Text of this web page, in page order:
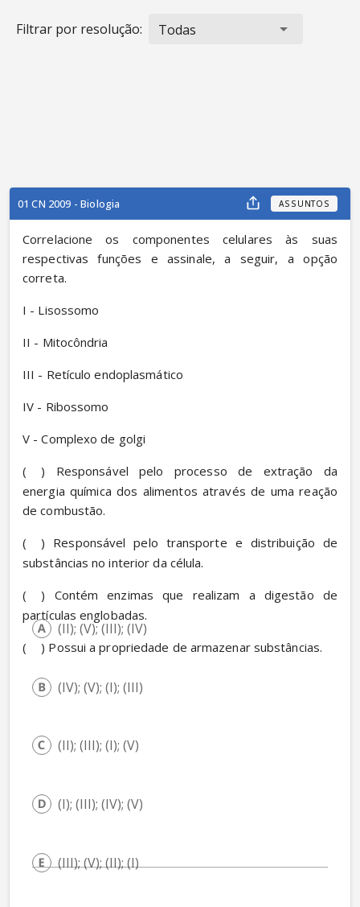
Filtrar por resolução: Todas
01 CN 2009 - Biologia ASSUNTOS
Correlacione os componentes celulares às suas
respectivas funções e assinale, a seguir, a opção
correta.
I - Lisossomo
II - Mitocôndria
III - Retículo endoplasmático
IV - Ribossomo
V - Complexo de golgi
(
) Responsável pelo processo de extração da
energia química dos alimentos através de uma reação
de combustão.
(
) Responsável pelo transporte e distribuição de
substâncias no interior da célula.
(
) Contém enzimas que realizam a digestão de
partículas englobadas.
(
) Possui a propriedade de armazenar substâncias.
(II); (V); (III); (IV)
(IV); (V); (I); (III)
(II); (III); (I); (V)
(I); (III); (IV); (V)
(III); (V); (II); (I)